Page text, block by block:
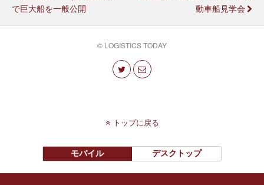
で巨大船を一般公開
動車船見学会
© LOGISTICS TODAY
トップに戻る
モバイル デスクトップ